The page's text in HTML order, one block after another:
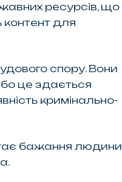
ресурсів, що
для
спору. Вони
це здається
кримінально-
бажання людини